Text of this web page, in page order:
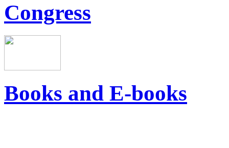
Congress
Books and E-books